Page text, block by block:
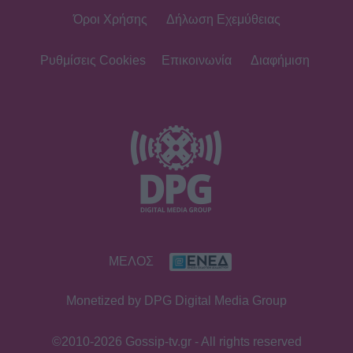
Ταμπακάκης: Σμίγουν ξανά
Σπιλιάδες Spoiler: Τη θεωρούν νεκρή
και της κλέβει τη ζωή! Η αδίστακτη
προδοσία της κολλητής της
Φωτοπούλου- Ρουμελιώτη-
Ντούρος: Το χειμώνα στο θέατρο
Όροι Χρήσης Δήλωση Εχεμύθειας
Ρυθμίσεις Cookies Επικοινωνία Διαφήμιση
ΜΕΛΟΣ
Monetized by DPG Digital Media Group
©2010-2026 Gossip-tv.gr - All rights reserved